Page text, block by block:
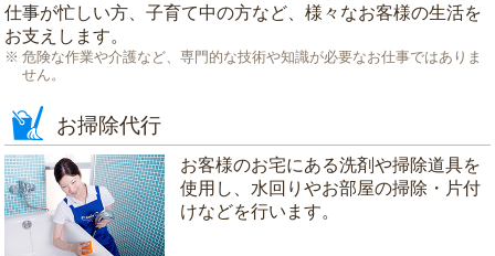
仕事が忙しい方、子育て中の方など、様々なお客様の生活を
お支えします。
危険な作業や介護など、専門的な技術や知識が必要なお仕事ではありま
せん。
お掃除代行
お客様のお宅にある洗剤や掃除道具を
使用し、水回りやお部屋の掃除・片付
けなどを行います。